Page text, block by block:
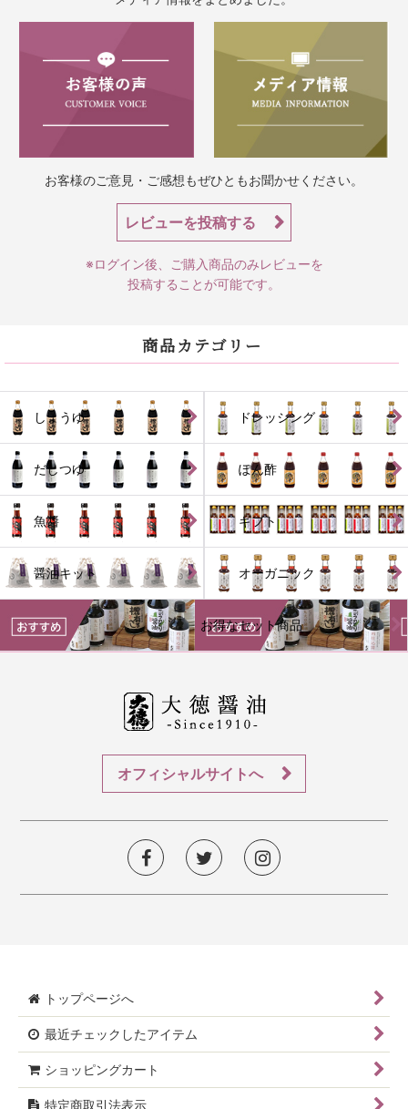
お客様のご意見・ご感想もぜひともお聞かせください。
レビューを投稿する
※ログイン後、ご購入商品のみレビューを
投稿することが可能です。
商品カテゴリー
しょうゆ ドレッシング
だしつゆ ぽん酢
魚醬 ギフト
醤油キット オーガニック
お得なセット商品
オフィシャルサイトへ
トップページへ
最近チェックしたアイテム
ショッピングカート
特定商取引法表示